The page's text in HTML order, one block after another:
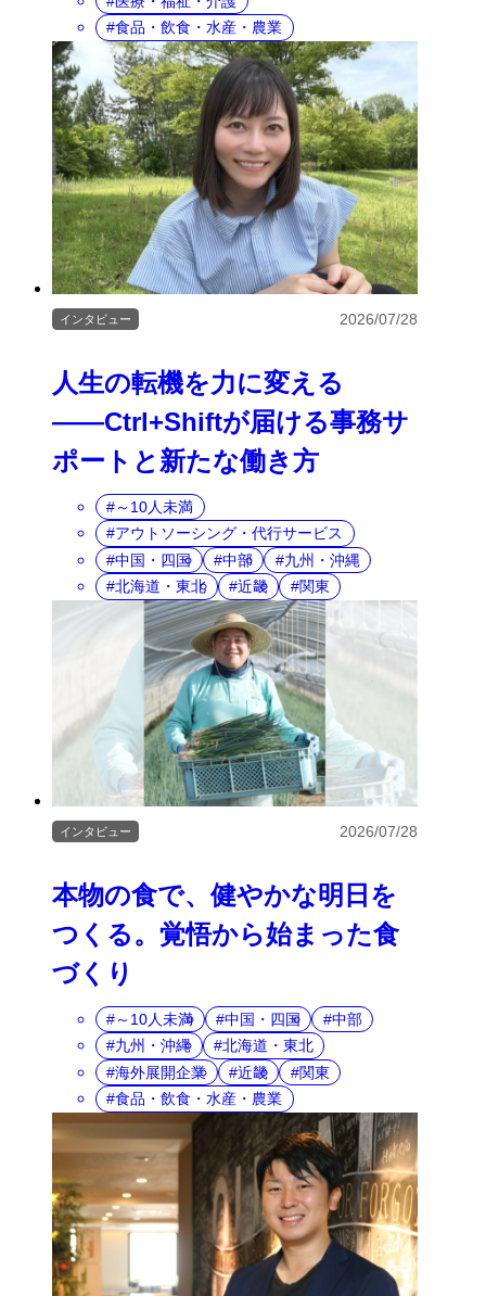
食品・飲食・水産・農業
人生の転機を力に変える
――Ctrl+Shiftが届ける事務サ
ポートと新たな働き方
インタビュー 2026/07/28
～10人未満
アウトソーシング・代行サービス
中国・四国
中部
九州・沖縄
北海道・東北
近畿 関東
本物の食で、健やかな明日を
つくる。覚悟から始まった食
づくり
インタビュー 2026/07/28
～10人未満 中国・四国
中部
九州・沖縄
北海道・東北
海外展開企業
近畿
関東
食品・飲食・水産・農業